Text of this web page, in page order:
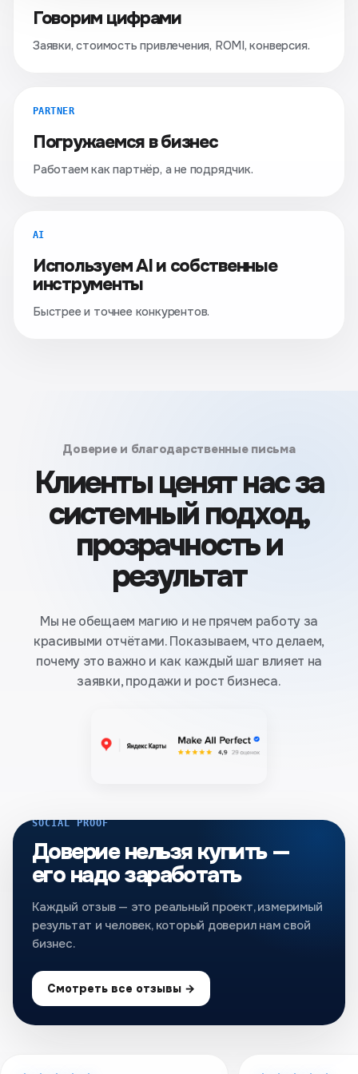
Говорим цифрами
Заявки, стоимость привлечения, ROMI, конверсия.
PARTNER
Погружаемся в бизнес
Работаем как партнёр, а не подрядчик.
AI
Используем AI и собственные
инструменты
Быстрее и точнее конкурентов.
Доверие и благодарственные письма
Клиенты ценят нас за
системный подход,
прозрачность и
результат
Мы не обещаем магию и не прячем работу за
красивыми отчётами. Показываем, что делаем,
почему это важно и как каждый шаг влияет на
заявки, продажи и рост бизнеса.
SOCIAL PROOF
Доверие нельзя купить —
его надо заработать
Каждый отзыв — это реальный проект, измеримый
результат и человек, который доверил нам свой
бизнес.
Смотреть все отзывы →